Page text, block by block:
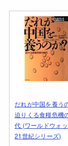
だれが中国を養う
迫りくる食糧危機
代 (ワールドウォ
21世紀シリーズ)